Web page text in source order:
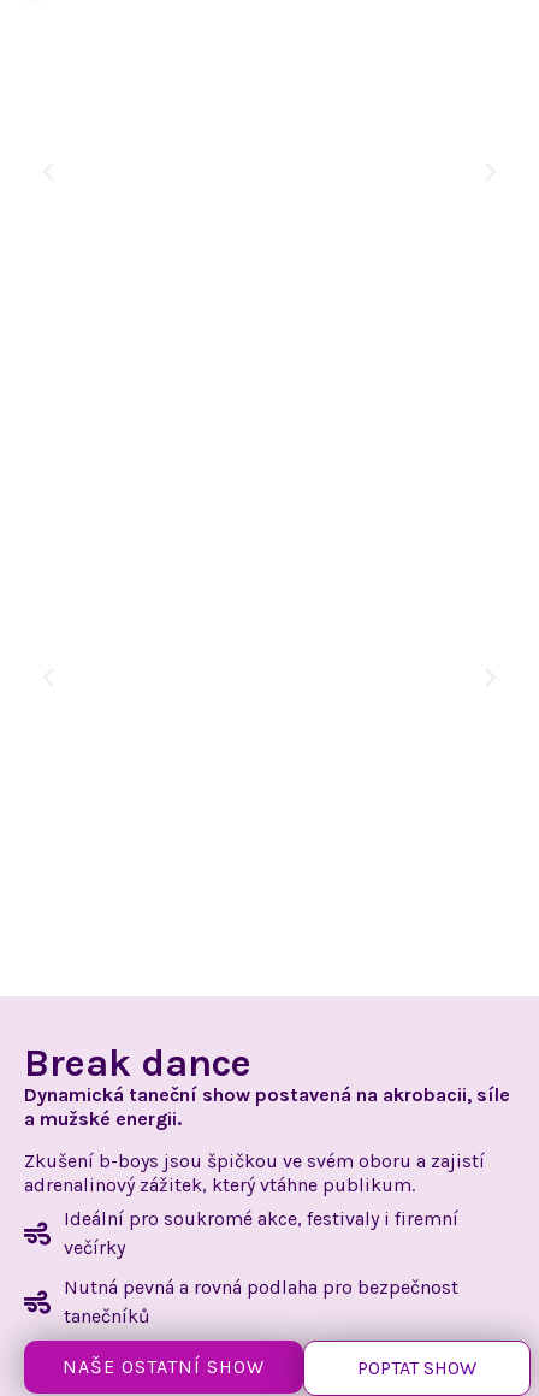
Break dance
Dynamická taneční show postavená na akrobacii, síle
a mužské energii.
Zkušení b-boys jsou špičkou ve svém oboru a zajistí
adrenalinový zážitek, který vtáhne publikum.
Ideální pro soukromé akce, festivaly i firemní
večírky
Nutná pevná a rovná podlaha pro bezpečnost
tanečníků
NAŠE OSTATNÍ SHOW POPTAT SHOW